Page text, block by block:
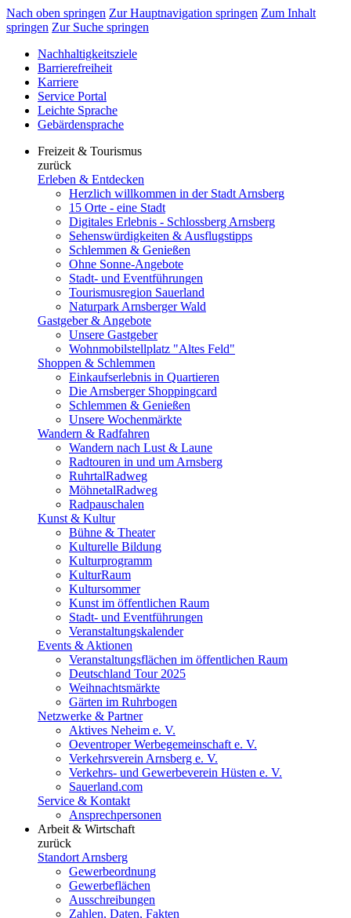
Nach oben springen Zur Hauptnavigation springen Zum Inhalt
springen Zur Suche springen
Nachhaltigkeitsziele
Barrierefreiheit
Karriere
Service Portal
Leichte Sprache
Gebärdensprache
Freizeit & Tourismus
zurück
Erleben & Entdecken
Herzlich willkommen in der Stadt Arnsberg
15 Orte - eine Stadt
Digitales Erlebnis - Schlossberg Arnsberg
Sehenswürdigkeiten & Ausflugstipps
Schlemmen & Genießen
Ohne Sonne-Angebote
Stadt- und Eventführungen
Tourismusregion Sauerland
Naturpark Arnsberger Wald
Gastgeber & Angebote
Unsere Gastgeber
Wohnmobilstellplatz "Altes Feld"
Shoppen & Schlemmen
Einkaufserlebnis in Quartieren
Die Arnsberger Shoppingcard
Schlemmen & Genießen
Unsere Wochenmärkte
Wandern & Radfahren
Wandern nach Lust & Laune
Radtouren in und um Arnsberg
RuhrtalRadweg
MöhnetalRadweg
Radpauschalen
Kunst & Kultur
Bühne & Theater
Kulturelle Bildung
Kulturprogramm
KulturRaum
Kultursommer
Kunst im öffentlichen Raum
Stadt- und Eventführungen
Veranstaltungskalender
Events & Aktionen
Veranstaltungsflächen im öffentlichen Raum
Deutschland Tour 2025
Weihnachtsmärkte
Gärten im Ruhrbogen
Netzwerke & Partner
Aktives Neheim e. V.
Oeventroper Werbegemeinschaft e. V.
Verkehrsverein Arnsberg e. V.
Verkehrs- und Gewerbeverein Hüsten e. V.
Sauerland.com
Service & Kontakt
Ansprechpersonen
Arbeit & Wirtschaft
zurück
Standort Arnsberg
Gewerbeordnung
Gewerbeflächen
Ausschreibungen
Zahlen, Daten, Fakten